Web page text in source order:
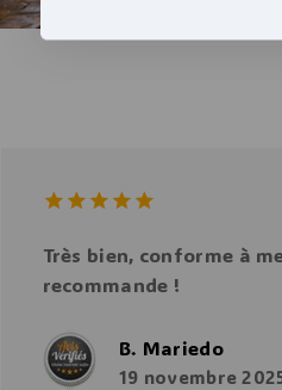
of 5
Très bien, conforme à
recommande !
B. Mariedo
19 novembre